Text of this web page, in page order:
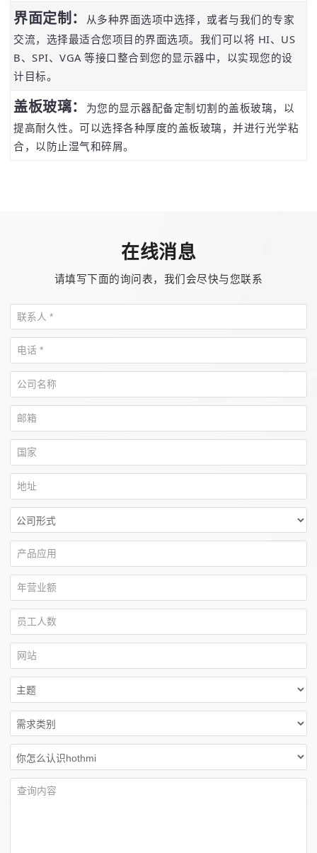
界面定制：
从多种界面选项中选择，或者与我们的专家
交流，选择最适合您项目的界面选项。我们可以将 HI、US
B、SPI、VGA 等接口整合到您的显示器中，以实现您的设
计目标。
盖板玻璃：
为您的显示器配备定制切割的盖板玻璃，以
提高耐久性。可以选择各种厚度的盖板玻璃，并进行光学粘
合，以防止湿气和碎屑。
在线消息
请填写下面的询问表，我们会尽快与您联系